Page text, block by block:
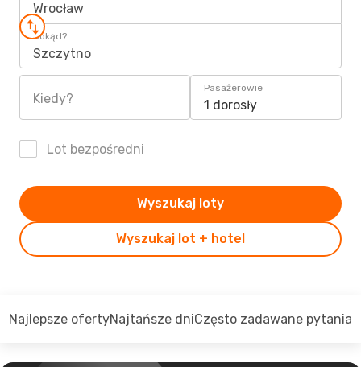
Wrocław
Dokąd?
Szczytno
Kiedy?
Pasażerowie
1 dorosły
Lot bezpośredni
Wyszukaj lot + hotel
Wyszukaj loty
Najlepsze ofertyNajtańsze dniCzęsto zadawane pytania